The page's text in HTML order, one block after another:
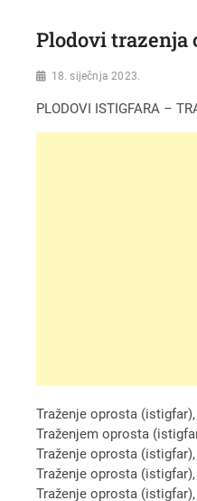
Plodovi trazenja
18. siječnja 2023.
PLODOVI ISTIGFARA –
Traženje oprosta
Traženjem oprosta
Traženje oprosta
Traženje oprosta
Traženje oprosta